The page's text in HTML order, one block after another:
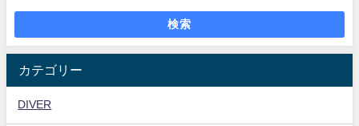
検索
カテゴリー
DIVER